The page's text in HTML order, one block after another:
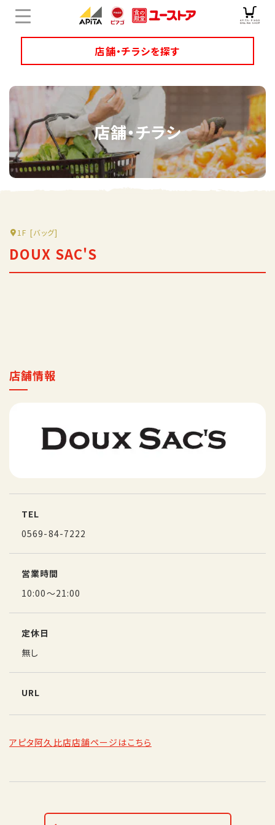
店舗・チラシを探す
店舗チラシ検索
ユニーのオリジナル商品
キャンペーン・特集
オンラインショップ
企業情報
店舗・チラシ
1F [バッグ]
DOUX SAC'S
店舗情報
TEL
0569-84-7222
営業時間
10:00～21:00
定休日
無し
URL
アピタ阿久比店店舗ページはこちら